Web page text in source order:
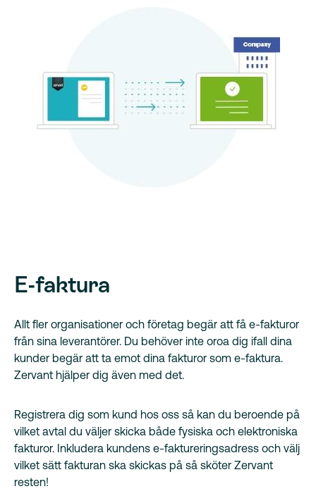
E-faktura
Allt fler organisationer och företag begär att få e-fakturor
från sina leverantörer. Du behöver inte oroa dig ifall dina
kunder begär att ta emot dina fakturor som e-faktura.
Zervant hjälper dig även med det.
Registrera dig som kund hos oss så kan du beroende på
vilket avtal du väljer skicka både fysiska och elektroniska
fakturor. Inkludera kundens e-faktureringsadress och välj
vilket sätt fakturan ska skickas på så sköter Zervant
resten!